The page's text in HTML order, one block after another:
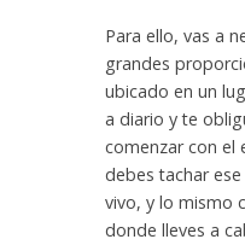
Para ello, vas a
grandes
ubicado en un
a diario y te
comenzar con el
debes tachar
vivo, y lo mismo
donde lleves a